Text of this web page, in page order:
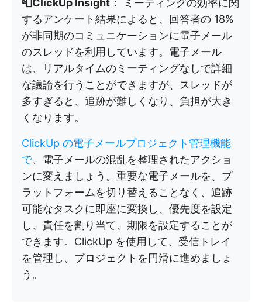
📮ClickUp Insight：
ミーティングの効率に関
するアンケート結果によると、回答者の 18%
が非同期のコミュニケーションに電子メール
のスレッドを利用しています。電子メール
は、リアルタイムのミーティングなしで詳細
な議論を行うことができますが、スレッドが
多すぎると、追跡が難しくなり、負担が大き
くなります。
ClickUp の電子メールプロジェクト管理機能
で、電子メールの混乱を整理されたアクショ
ンに変えましょう。重要な電子メールを、プ
ラットフォームを切り替えることなく、追跡
可能なタスクに即座に変換し、優先度を設定
し、責任を割り当て、期限を設定することが
できます。ClickUp を使用して、受信トレイ
を管理し、プロジェクトを円滑に進めましょ
う。